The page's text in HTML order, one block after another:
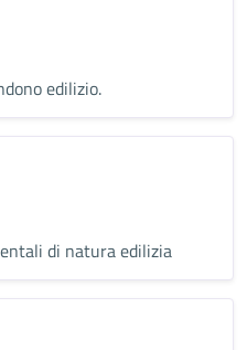
edilizio.
di natura edilizia